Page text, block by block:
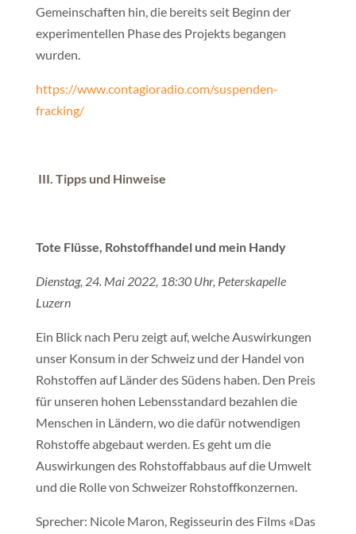
Gemeinschaften hin, die bereits seit Beginn der
experimentellen Phase des Projekts begangen
wurden.
https://www.contagioradio.com/suspenden-
fracking/
III. Tipps und Hinweise
Tote Flüsse, Rohstoffhandel und mein Handy
Dienstag, 24. Mai 2022, 18:30 Uhr, Peterskapelle
Luzern
Ein Blick nach Peru zeigt auf, welche Auswirkungen
unser Konsum in der Schweiz und der Handel von
Rohstoffen auf Länder des Südens haben. Den Preis
für unseren hohen Lebensstandard bezahlen die
Menschen in Ländern, wo die dafür notwendigen
Rohstoffe abgebaut werden. Es geht um die
Auswirkungen des Rohstoffabbaus auf die Umwelt
und die Rolle von Schweizer Rohstoffkonzernen.
Sprecher: Nicole Maron, Regisseurin des Films «Das